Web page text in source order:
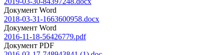
Документ Word
2018-03-31-1663600958.docx
Документ Word
2016-11-18-56426779.pdf
Документ PDF